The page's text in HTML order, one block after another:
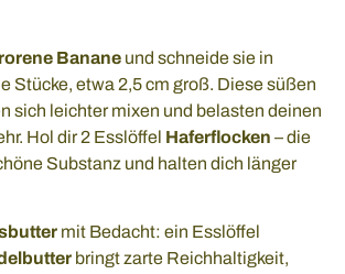
Banane und schneide sie in
Stücke, etwa 2,5 cm groß. Diese süßen
sich leichter mixen und belasten deinen
Hol dir 2 Esslöffel Haferflocken – die
Substanz und halten dich länger
mit Bedacht: ein Esslöffel
bringt zarte Reichhaltigkeit,